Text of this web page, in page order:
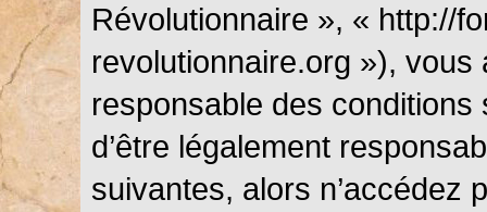
Révolutionnaire », « http://
revolutionnaire.org »), vous
responsable des conditions
d’être légalement
suivantes, alors n’accédez